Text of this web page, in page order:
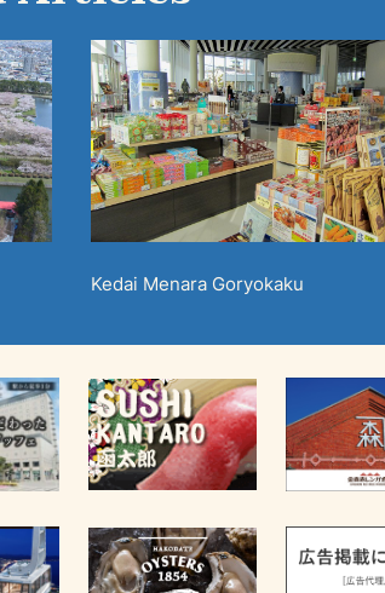
Kedai Menara Goryokaku